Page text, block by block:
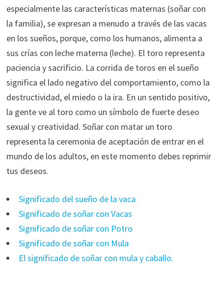
especialmente las características maternas (soñar con
la familia), se expresan a menudo a través de las vacas
en los sueños, porque, como los humanos, alimenta a
sus crías con leche materna (leche). El toro representa
paciencia y sacrificio. La corrida de toros en el sueño
significa el lado negativo del comportamiento, como la
destructividad, el miedo o la ira. En un sentido positivo,
la gente ve al toro como un símbolo de fuerte deseo
sexual y creatividad. Soñar con matar un toro
representa la ceremonia de aceptación de entrar en el
mundo de los adultos, en este momento debes reprimir
tus deseos.
Significado del sueño de la vaca
Significado de soñar con Vacas
Significado de soñar con Potro
Significado de soñar con Mula
El significado de soñar con mula y caballo.